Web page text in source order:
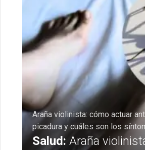
Araña violinista: cómo actuar
picadura y cuáles son los
Salud: Araña